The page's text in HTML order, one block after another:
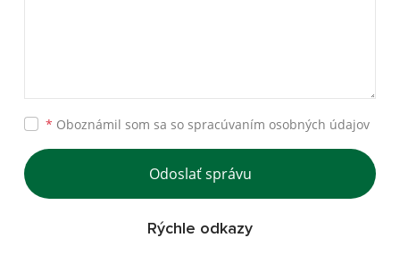
* Oboznámil som sa so spracúvaním osobných údajov
Odoslať správu
Rýchle odkazy